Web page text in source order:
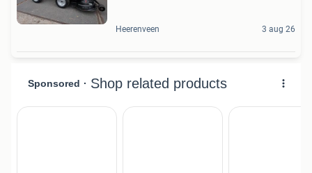
Heerenveen 3 aug 26